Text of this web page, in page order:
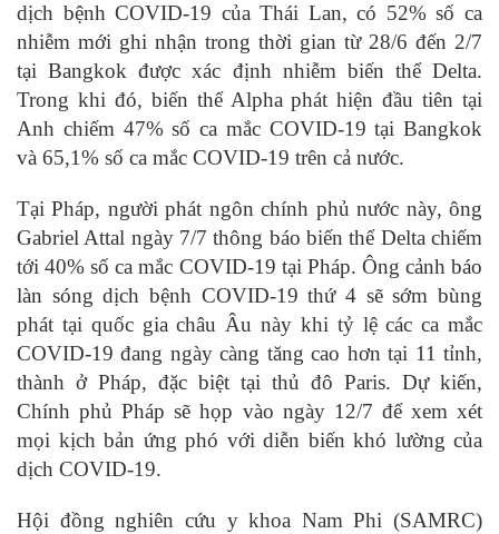
dịch bệnh COVID-19 của Thái Lan, có 52% số ca
nhiễm mới ghi nhận trong thời gian từ 28/6 đến 2/7
tại Bangkok được xác định nhiễm biến thể Delta.
Trong khi đó, biến thể Alpha phát hiện đầu tiên tại
Anh chiếm 47% số ca mắc COVID-19 tại Bangkok
và 65,1% số ca mắc COVID-19 trên cả nước.
Tại Pháp, người phát ngôn chính phủ nước này, ông
Gabriel Attal ngày 7/7 thông báo biến thể Delta chiếm
tới 40% số ca mắc COVID-19 tại Pháp. Ông cảnh báo
làn sóng dịch bệnh COVID-19 thứ 4 sẽ sớm bùng
phát tại quốc gia châu Âu này khi tỷ lệ các ca mắc
COVID-19 đang ngày càng tăng cao hơn tại 11 tỉnh,
thành ở Pháp, đặc biệt tại thủ đô Paris. Dự kiến,
Chính phủ Pháp sẽ họp vào ngày 12/7 để xem xét
mọi kịch bản ứng phó với diễn biến khó lường của
dịch COVID-19.
Hội đồng nghiên cứu y khoa Nam Phi (SAMRC)